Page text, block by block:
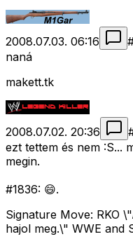
2008.07.03. 06:16
naná
makett.tk
2008.07.02. 20:36
ezt tettem és nem :S...
megin.
#1836: 😄.
Signature Move: RKO
hajol meg.\" WWE and